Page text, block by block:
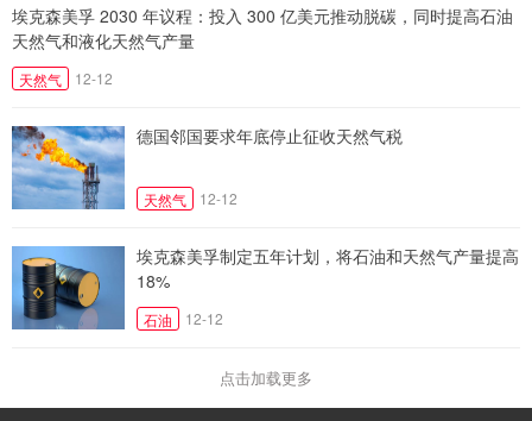
埃克森美孚 2030 年议程：投入 300 亿美元推动脱碳，同时提高石油
天然气和液化天然气产量
天然气 12-12
德国邻国要求年底停止征收天然气税
天然气 12-12
埃克森美孚制定五年计划，将石油和天然气产量提高
18%
石油 12-12
点击加载更多